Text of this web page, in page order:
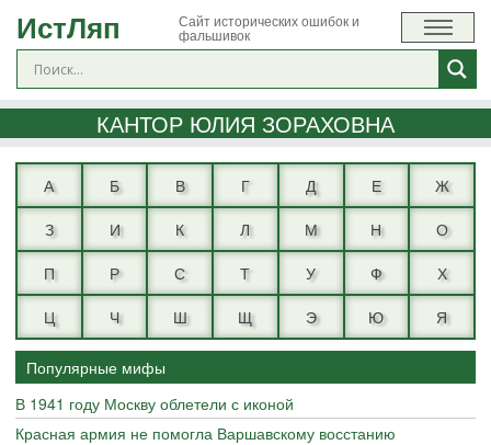
ИстЛяп Сайт исторических ошибок и
фальшивок
КАНТОР ЮЛИЯ ЗОРАХОВНА
А Б В Г Д Е
Ж
З
И К Л М Н
О
П
Р С Т У Ф
Х
Ц
Ч Ш Щ Э Ю Я
Популярные мифы
В 1941 году Москву облетели с иконой
Красная армия не помогла Варшавскому восстанию